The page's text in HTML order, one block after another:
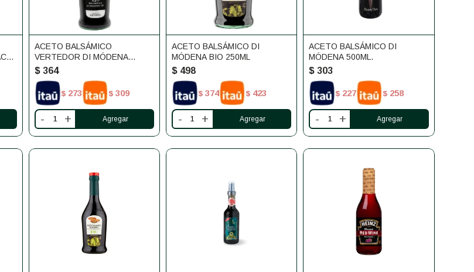
ACETO BALSÁMICO
VERTEDOR DI MÓDENA
250ML
$ 364
$ 273 $ 309
- +
ACETO BALSÁMICO DI
MÓDENA BIO 250ML
$ 498
$ 374 $ 423
- +
ACETO BALSÁMICO DI
MÓDENA 500ML.
$ 303
$ 227 $ 258
- +